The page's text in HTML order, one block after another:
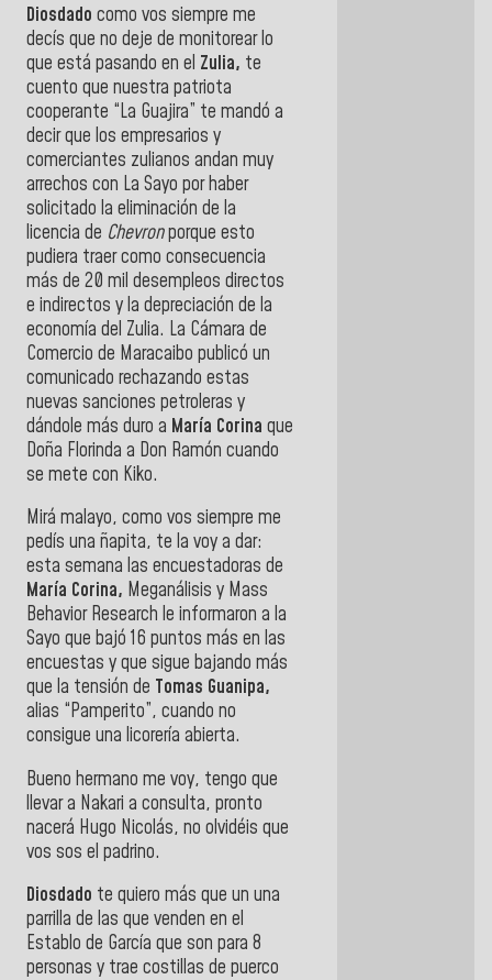
Diosdado como vos siempre me
decís que no deje de monitorear lo
que está pasando en el Zulia, te
cuento que nuestra patriota
cooperante “La Guajira” te mandó a
decir que los empresarios y
comerciantes zulianos andan muy
arrechos con La Sayo por haber
solicitado la eliminación de la
licencia de Chevronporque esto
pudiera traer como consecuencia
más de 20 mil desempleos directos
e indirectos y la depreciación de la
economía del Zulia. La Cámara de
Comercio de Maracaibo publicó un
comunicado rechazando estas
nuevas sanciones petroleras y
dándole más duro a María Corina que
Doña Florinda a Don Ramón cuando
se mete con Kiko.
Mirá malayo, como vos siempre me
pedís una ñapita, te la voy a dar:
esta semana las encuestadoras de
María Corina, Meganálisis y Mass
Behavior Research le informaron a la
Sayo que bajó 16 puntos más en las
encuestas y que sigue bajando más
que la tensión de Tomas Guanipa,
alias “Pamperito”, cuando no
consigue una licorería abierta.
Bueno hermano me voy, tengo que
llevar a Nakari a consulta, pronto
nacerá Hugo Nicolás, no olvidéis que
vos sos el padrino.
Diosdado te quiero más que un una
parrilla de las que venden en el
Establo de García que son para 8
personas y trae costillas de puerco